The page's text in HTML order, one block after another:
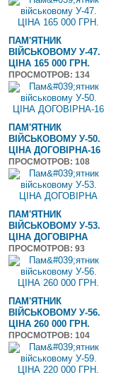
ПАМ'ЯТНИК
ВІЙСЬКОВОМУ У-47.
ЦІНА 165 000 ГРН.
ПРОСМОТРОВ: 134
ПАМ'ЯТНИК
ВІЙСЬКОВОМУ У-50.
ЦІНА ДОГОВІРНА-16
ПРОСМОТРОВ: 108
ПАМ'ЯТНИК
ВІЙСЬКОВОМУ У-53.
ЦІНА ДОГОВІРНА
ПРОСМОТРОВ: 93
ПАМ'ЯТНИК
ВІЙСЬКОВОМУ У-56.
ЦІНА 260 000 ГРН.
ПРОСМОТРОВ: 104